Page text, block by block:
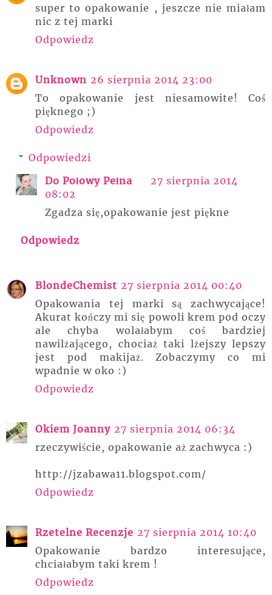
super to opakowanie , jeszcze nie miałam
nic z tej marki
Odpowiedz
Unknown 26 sierpnia 2014 23:00
To opakowanie jest niesamowite! Coś
pięknego ;)
Odpowiedz
Odpowiedzi
Do Połowy Pełna
27 sierpnia 2014
08:02
Zgadza się,opakowanie jest piękne
Odpowiedz
BlondeChemist 27 sierpnia 2014 00:40
Opakowania tej marki są zachwycające!
Akurat kończy mi się powoli krem pod oczy
ale chyba wolałabym coś bardziej
nawilżającego, chociaż taki lżejszy lepszy
jest pod makijaż. Zobaczymy co mi
wpadnie w oko :)
Odpowiedz
Okiem Joanny 27 sierpnia 2014 06:34
rzeczywiście, opakowanie aż zachwyca :)
http://jzabawa11.blogspot.com/
Odpowiedz
Rzetelne Recenzje 27 sierpnia 2014 10:40
Opakowanie bardzo interesujące,
chciałabym taki krem !
Odpowiedz